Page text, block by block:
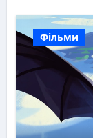
Фільми